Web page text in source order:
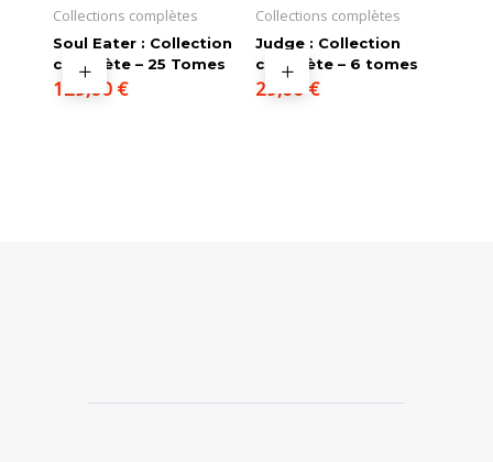
Collections complètes
Soul Eater : Collection
complète – 25 Tomes
129,00 €
Collections complètes
Judge : Collection
complète – 6 tomes
29,00 €